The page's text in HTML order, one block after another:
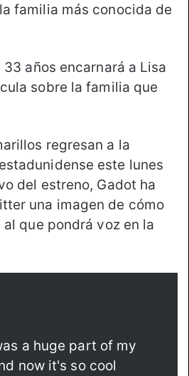
familia más conocida de
años encarnará a Lisa
sobre la familia que
regresan a la
este lunes
del estreno, Gadot ha
una imagen de cómo
que pondrá voz en la
a huge part of my
now it's so cool